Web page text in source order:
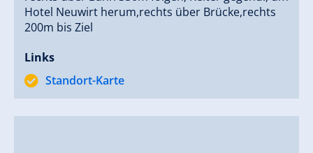
"Cafe Reiter", in der Folge, März 2013 ist leider die
entgültige Schließung des Gastronomiebetriebes
2018 Ära "Reiter Apartment`s" beginnt.
Hotel Neuwirt herum,rechts über Brücke,rechts
200m bis Ziel
Links
Standort-Karte